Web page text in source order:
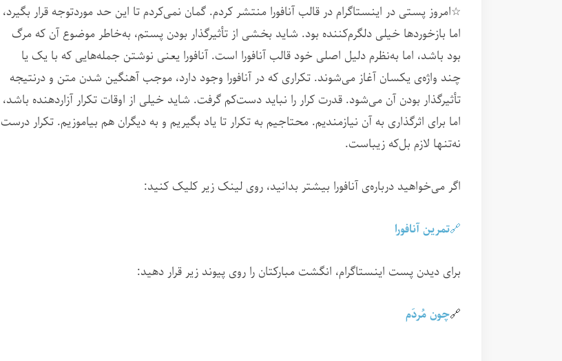
☆امروز پستی در اینستاگرام در قالب آنافورا منتشر کردم. گمان نمی‌کردم تا این حد موردتوجه قرار بگیرد،
اما بازخوردها خیلی دلگرم‌کننده بود. شاید بخشی از تأثیرگذار بودن پستم، به‌خاطر موضوع آن که مرگ
بود باشد، اما به‌نظرم دلیل اصلی خود قالب آنافورا است. آنافورا یعنی نوشتن جمله‌هایی که با یک یا
چند واژه‌ی یکسان آغاز می‌شوند. تکراری که در آنافورا وجود دارد، موجب آهنگین شدن متن و درنتیجه
تأثیرگذار بودن آن می‌شود. قدرت کرار را نباید دست‌کم گرفت. شاید خیلی از اوقات تکرار آزاردهنده باشد،
اما برای اثرگذاری به آن نیازمندیم. محتاجیم به تکرار تا یاد بگیریم و به دیگران هم بیاموزیم. تکرار درست
نه‌تنها لازم بل‌که زیباست.
اگر می‌خواهید درباره‌ی آنافورا بیشتر بدانید، روی لینک زیر کلیک کنید:
🔗تمرین آنافورا
برای دیدن پست اینستاگرام، انگشت مبارکتان را روی پیوند زیر قرار دهید:
🔗چون مُردَم